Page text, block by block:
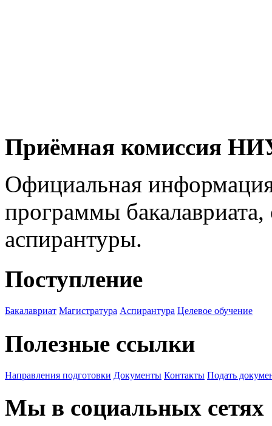
Приёмная комиссия
Официальная
программы
аспирантуры.
Поступление
Бакалавриат Магистратура Аспирантура Целевое обучение
Полезные ссылки
Направления подготовки Документы Контакты Подать
Мы в социальных сетях